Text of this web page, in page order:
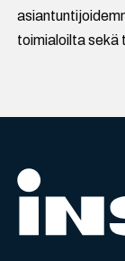
toimialoilta sekä